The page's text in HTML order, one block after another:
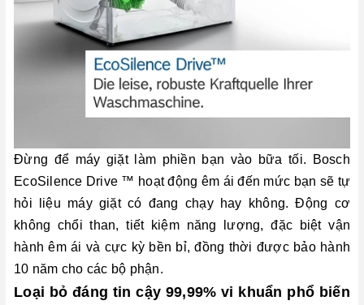
Đừng để máy giặt làm phiền bạn vào bữa tối. Bosch
EcoSilence Drive ™ hoạt động êm ái đến mức bạn sẽ tự
hỏi liệu máy giặt có đang chạy hay không. Động cơ
không chổi than, tiết kiệm năng lượng, đặc biệt vận
hành êm ái và cực kỳ bền bỉ, đồng thời được bảo hành
10 năm cho các bộ phận.
Loại bỏ đáng tin cậy 99,99% vi khuẩn phổ biến